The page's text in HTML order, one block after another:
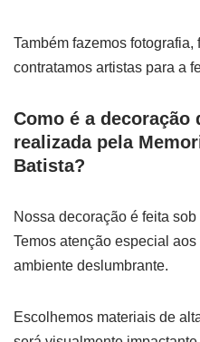
Também fazemos
contratamos artistas para a
Como é a decoração
realizada pela
Batista?
Nossa decoração é feita
Temos atenção especial
ambiente deslumbrante.
Escolhemos materiais de